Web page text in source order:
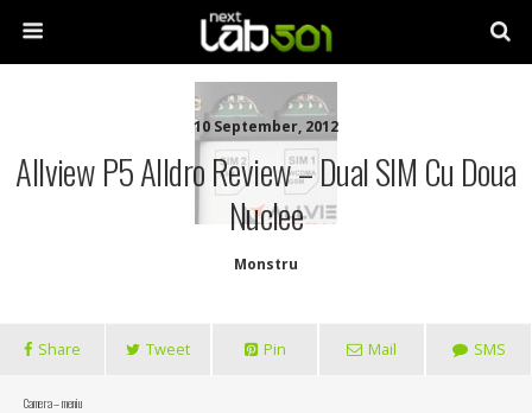
10 September, 2012
Allview P5 Alldro Review – Dual SIM Cu Doua
Nuclee
Monstru
Share Tweet Pin Mail SMS
Camera – meniu